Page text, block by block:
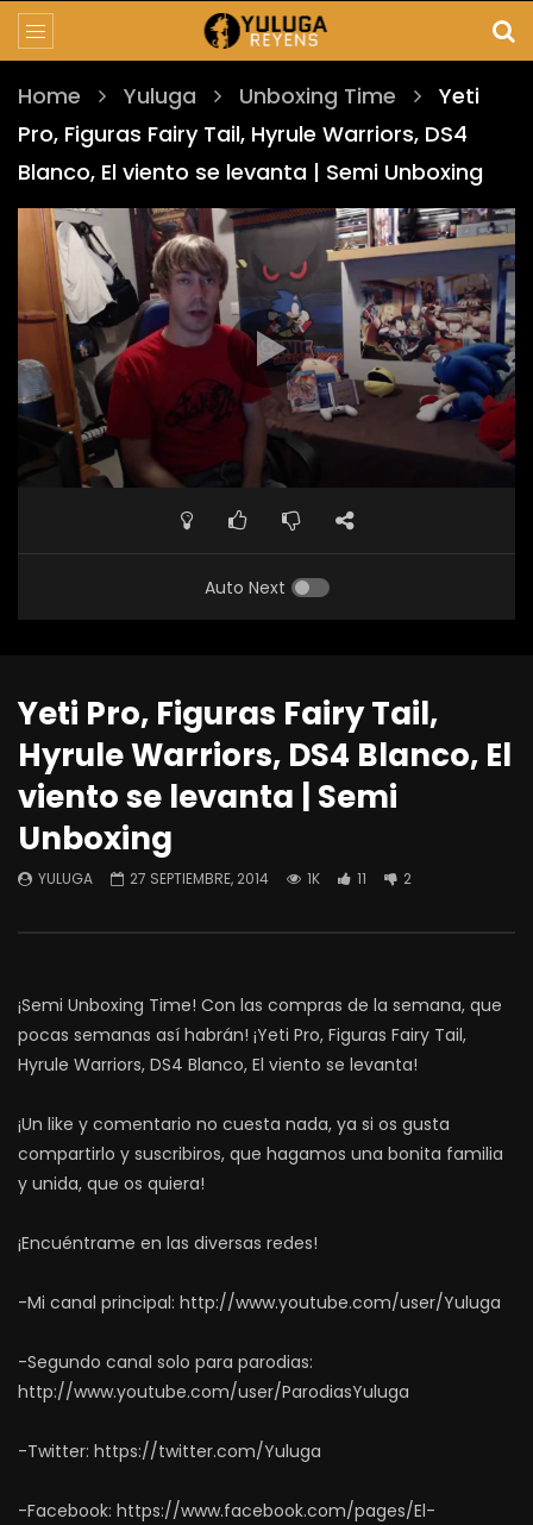
Home Yuluga Unboxing Time
Yeti
Pro, Figuras Fairy Tail, Hyrule Warriors, DS4
Blanco, El viento se levanta | Semi Unboxing
Auto Next
Yeti Pro, Figuras Fairy Tail,
Hyrule Warriors, DS4 Blanco, El
viento se levanta | Semi
Unboxing
YULUGA 27 SEPTIEMBRE, 2014 1K 11 2
¡Semi Unboxing Time! Con las compras de la semana, que
pocas semanas así habrán! ¡Yeti Pro, Figuras Fairy Tail,
Hyrule Warriors, DS4 Blanco, El viento se levanta!
¡Un like y comentario no cuesta nada, ya si os gusta
compartirlo y suscribiros, que hagamos una bonita familia
y unida, que os quiera!
¡Encuéntrame en las diversas redes!
-Mi canal principal: http://www.youtube.com/user/Yuluga
-Segundo canal solo para parodias:
http://www.youtube.com/user/ParodiasYuluga
-Twitter: https://twitter.com/Yuluga
-Facebook: https://www.facebook.com/pages/El-